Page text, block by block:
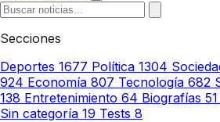
Secciones
Deportes 1677 Política 1304
924 Economía 807 Tecnología 682
138 Entretenimiento 64 Biografías 51
Sin categoría 19 Tests 8